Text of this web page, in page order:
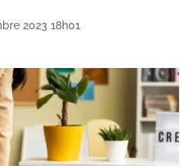
2023 18h01